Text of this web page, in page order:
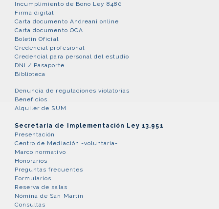
Incumplimiento de Bono Ley 8480
Firma digital
Carta documento Andreani online
Carta documento OCA
Boletín Oficial
Credencial profesional
Credencial para personal del estudio
DNI / Pasaporte
Biblioteca
Denuncia de regulaciones violatorias
Beneficios
Alquiler de SUM
Secretaría de Implementación Ley 13.951
Presentación
Centro de Mediación -voluntaria-
Marco normativo
Honorarios
Preguntas frecuentes
Formularios
Reserva de salas
Nómina de San Martín
Consultas